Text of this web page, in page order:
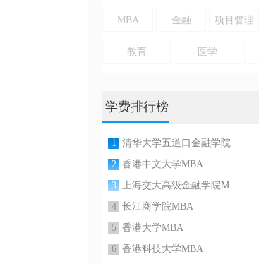
MBA 金融 项目管理
教育 医学
学费排行榜
1 清华大学五道口金融学院
2 香港中文大学MBA
3 上海交大高级金融学院M
4 长江商学院MBA
5 香港大学MBA
6 香港科技大学MBA